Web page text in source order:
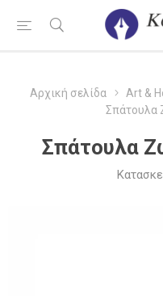
Αρχική σελίδα Art &
Σπάτουλα
Σπάτουλα